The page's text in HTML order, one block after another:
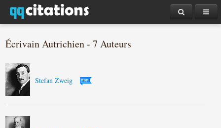
Écrivain Autrichien - 7 Auteurs
Stefan Zweig